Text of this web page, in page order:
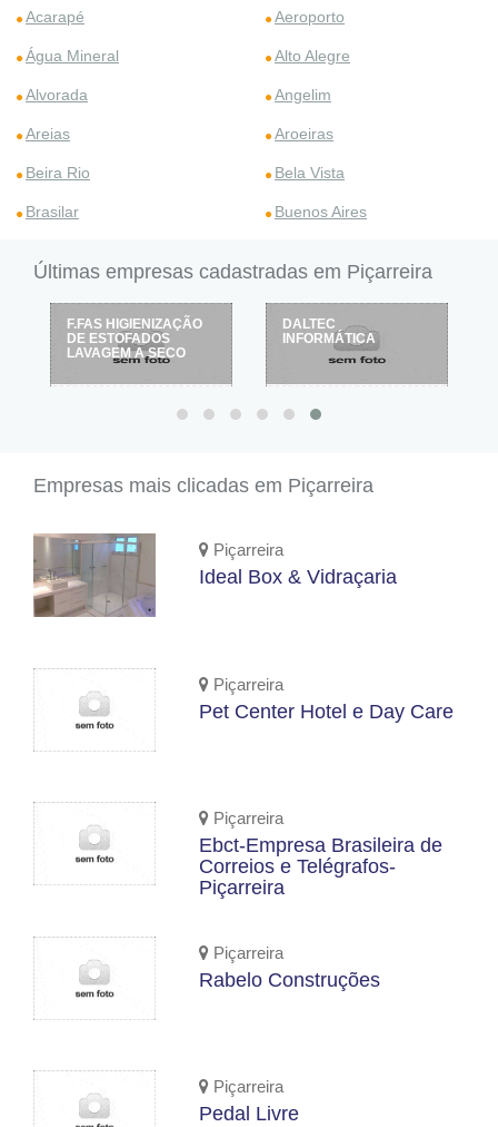
Acarapé Aeroporto
Água Mineral Alto Alegre
Alvorada Angelim
Areias Aroeiras
Beira Rio Bela Vista
Brasilar Buenos Aires
Últimas empresas cadastradas em Piçarreira
DALTEC
INFORMÁTICA
TELHAS MAFRENSE
Empresas mais clicadas em Piçarreira
Piçarreira
Ideal Box & Vidraçaria
Piçarreira
Pet Center Hotel e Day Care
Piçarreira
Ebct-Empresa Brasileira de
Correios e Telégrafos-
Piçarreira
Piçarreira
Rabelo Construções
Piçarreira
Pedal Livre